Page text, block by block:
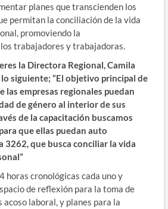
planes que transcienden los
permitan la conciliación de la vida
promoviendo la
trabajadores y trabajadoras.
la Directora Regional, Camila
siguiente; “El objetivo principal de
las empresas regionales puedan
de género al interior de sus
de la capacitación buscamos
que ellas puedan auto
3262, que busca conciliar la vida
horas cronológicas cada uno y
de reflexión para la toma de
laboral, y planes para la